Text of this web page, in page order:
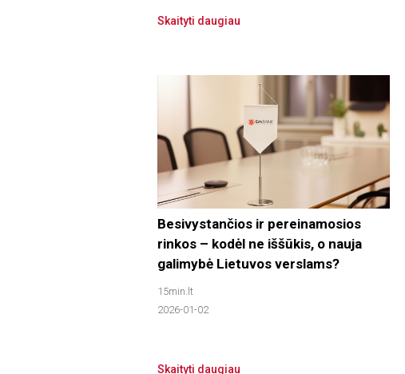
Skaityti daugiau
Besivystančios ir pereinamosios
rinkos – kodėl ne iššūkis, o nauja
galimybė Lietuvos verslams?
15min.lt
2026-01-02
Skaityti daugiau